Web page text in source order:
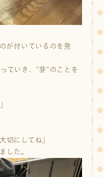
が付いているのを発
ていき、"芽"のことを
切にしてね」
した。